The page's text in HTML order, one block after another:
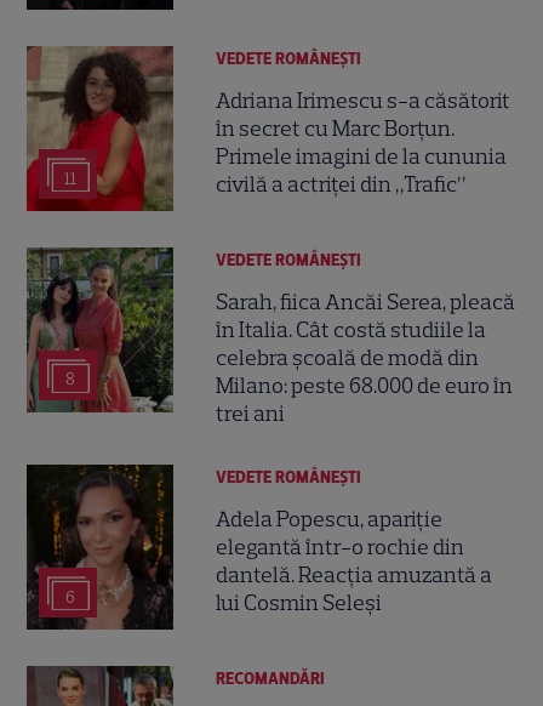
11
VEDETE ROMÂNEŞTI
Adriana Irimescu s-a căsătorit
în secret cu Marc Borțun.
Primele imagini de la cununia
civilă a actriței din „Trafic”
8
VEDETE ROMÂNEŞTI
Sarah, fiica Ancăi Serea, pleacă
în Italia. Cât costă studiile la
celebra școală de modă din
Milano: peste 68.000 de euro în
trei ani
6
VEDETE ROMÂNEŞTI
Adela Popescu, apariție
elegantă într-o rochie din
dantelă. Reacția amuzantă a
lui Cosmin Seleși
RECOMANDĂRI